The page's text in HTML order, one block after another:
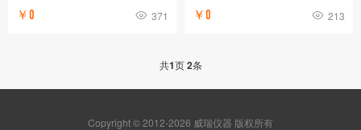
￥0 371 ￥0 213
共1页2条
Copyright © 2012-2026 威瑞仪器 版权所有